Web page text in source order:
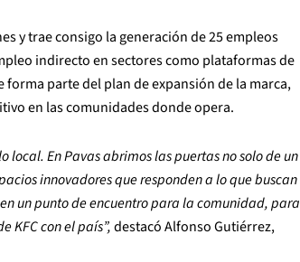
y trae consigo la generación de 25 empleos
indirecto en sectores como plataformas de
forma parte del plan de expansión de la marca,
en las comunidades donde opera.
En Pavas abrimos las puertas no solo de un
innovadores que responden a lo que buscan
un punto de encuentro para la comunidad, para
KFC con el país”,destacó Alfonso Gutiérrez,